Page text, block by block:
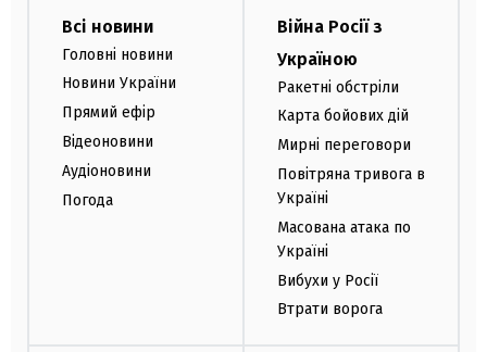
Всі новини
Головні новини
Новини України
Прямий ефір
Відеоновини
Аудіоновини
Погода
Війна Росії з
Україною
Ракетні обстріли
Карта бойових дій
Мирні переговори
Повітряна тривога в
Україні
Масована атака по
Україні
Вибухи у Росії
Втрати ворога